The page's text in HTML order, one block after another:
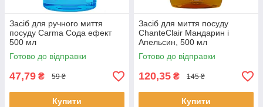
Засіб для ручного миття
посуду Carma Сода ефект
500 мл
Готово до відправки
47,79 ₴ 59 ₴
Купити
Засіб для миття посуду
ChanteClair Мандарин і
Апельсин, 500 мл
Готово до відправки
120,35 ₴ 145 ₴
Купити